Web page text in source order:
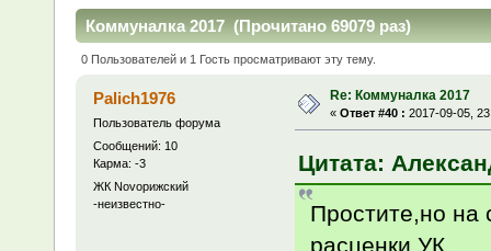
Коммуналка 2017 (Прочитано 69079 раз)
0 Пользователей и 1 Гость просматривают эту тему.
Palich1976
Пользователь форума
Сообщений: 10
Карма: -3
ЖК Novoрижский
-неизвестно-
Re: Коммуналка 2017
« Ответ #40 : 2017-09-05,
Цитата:
Простите,но на
расценки УК.